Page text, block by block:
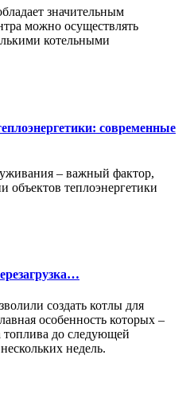
значительным
можно осуществлять
котельными
современные
– важный фактор,
объектов теплоэнергетики
создать котлы для
особенность которых –
топлива до следующей
недель.